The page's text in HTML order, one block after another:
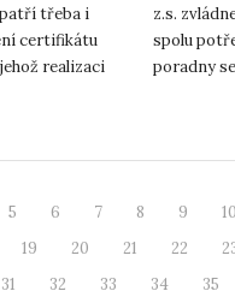
třeba i
certifikátu
realizaci
z.s.
spolu
poradny
5 6 7 8 9 10
19 20 21 22
31 32 33 34 35